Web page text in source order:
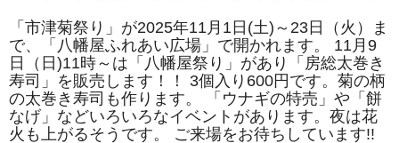
「市津菊祭り」が2025年11月1日(土)～23日（火）ま
で、「八幡屋ふれあい広場」で開かれます。 11月9
日（日)11時～は「八幡屋祭り」があり「房総太巻き
寿司」を販売します！！ 3個入り600円です。菊の柄
の太巻き寿司も作ります。 「ウナギの特売」や「餅
なげ」などいろいろなイベントがあります。夜は花
火も上がるそうです。 ご来場をお待ちしています!!